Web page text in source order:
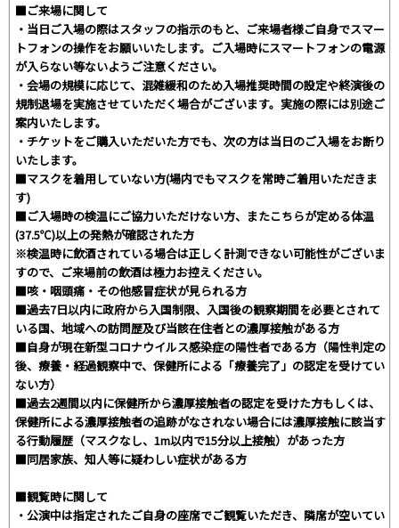
■ご来場に関して
・当日ご入場の際はスタッフの指示のもと、ご来場者様ご自身でスマー
トフォンの操作をお願いいたします。ご入場時にスマートフォンの電源
が入らない等ないようご注意ください。
・会場の規模に応じて、混雑緩和のため入場推奨時間の設定や終演後の
規制退場を実施させていただく場合がございます。実施の際には別途ご
案内いたします。
・チケットをご購入いただいた方でも、次の方は当日のご入場をお断り
いたします。
■マスクを着用していない方(場内でもマスクを常時ご着用いただきま
す)
■ご入場時の検温にご協力いただけない方、またこちらが定める体温
(37.5℃)以上の発熱が確認された方
※検温時に飲酒されている場合は正しく計測できない可能性がございま
すので、ご来場前の飲酒は極力お控えください。
■咳・咽頭痛・その他感冒症状が見られる方
■過去7日以内に政府から入国制限、入国後の観察期間を必要とされて
いる国、地域への訪問歴及び当該在住者との濃厚接触がある方
■自身が現在新型コロナウイルス感染症の陽性者である方（陽性判定の
後、療養・経過観察中で、保健所による「療養完了」の認定を受けてい
ない方）
■過去2週間以内に保健所から濃厚接触者の認定を受けた方もしくは、
保健所による濃厚接触者の追跡がなされない場合には濃厚接触に該当す
る行動履歴（マスクなし、1m以内で15分以上接触）があった方
■同居家族、知人等に疑わしい症状がある方
■観覧時に関して
・公演中は指定されたご自身の座席でご観覧いただき、隣席が空いてい